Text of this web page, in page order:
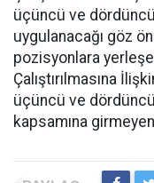
üçüncü ve
uygulanacağı göz
pozisyonlara
Çalıştırılmasına
üçüncü ve
kapsamına